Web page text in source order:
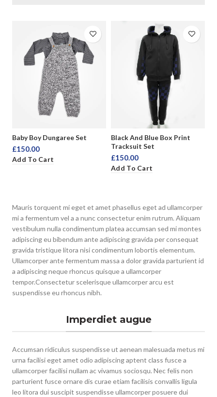
Baby Boy Dungaree Set
£150.00
Add To Cart
Black And Blue Box Print
Tracksuit Set
£150.00
Add To Cart
Mauris torquent mi eget et amet phasellus eget ad ullamcorper
mi a fermentum vel a a nunc consectetur enim rutrum. Aliquam
vestibulum nulla condimentum platea accumsan sed mi montes
adipiscing eu bibendum ante adipiscing gravida per consequat
gravida tristique litora nisi condimentum lobortis elementum.
Ullamcorper ante fermentum massa a dolor gravida parturient id
a adipiscing neque rhoncus quisque a ullamcorper
tempor.Consectetur scelerisque ullamcorper arcu est
suspendisse eu rhoncus nibh.
Imperdiet augue
Accumsan ridiculus suspendisse ut aenean malesuada metus mi
urna facilisi eget amet odio adipiscing aptent class fusce a
ullamcorper facilisi nullam ac vivamus sociosqu. Nec felis non
parturient fusce ornare dis curae etiam facilisis convallis ligula
leo litora dui suscipit suspendisse ullamcorper posuere dui